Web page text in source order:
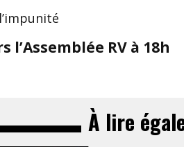
RV à 18h
À lire